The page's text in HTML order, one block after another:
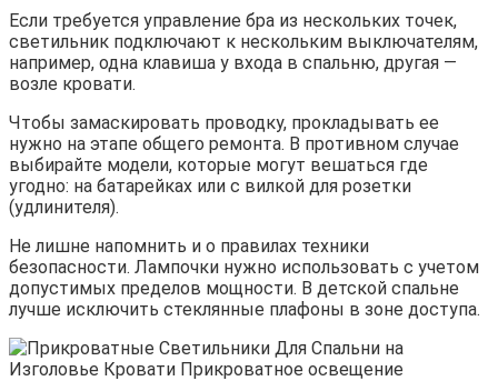
Если требуется управление бра из нескольких точек,
светильник подключают к нескольким выключателям,
например, одна клавиша у входа в спальню, другая —
возле кровати.
Чтобы замаскировать проводку, прокладывать ее
нужно на этапе общего ремонта. В противном случае
выбирайте модели, которые могут вешаться где
угодно: на батарейках или с вилкой для розетки
(удлинителя).
Не лишне напомнить и о правилах техники
безопасности. Лампочки нужно использовать с учетом
допустимых пределов мощности. В детской спальне
лучше исключить стеклянные плафоны в зоне доступа.